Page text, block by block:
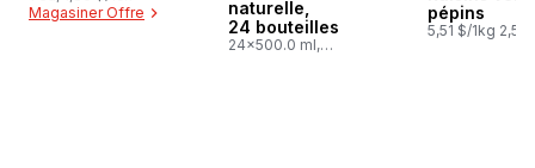
Magasiner Offre
naturelle,
24 bouteilles
24x500.0 ml,
pépins
5,51 $/1kg 2,50